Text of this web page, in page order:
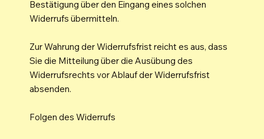
Bestätigung über den Eingang eines solchen
Widerrufs übermitteln.
Zur Wahrung der Widerrufsfrist reicht es aus, dass
Sie die Mitteilung über die Ausübung des
Widerrufsrechts vor Ablauf der Widerrufsfrist
absenden.
Folgen des Widerrufs